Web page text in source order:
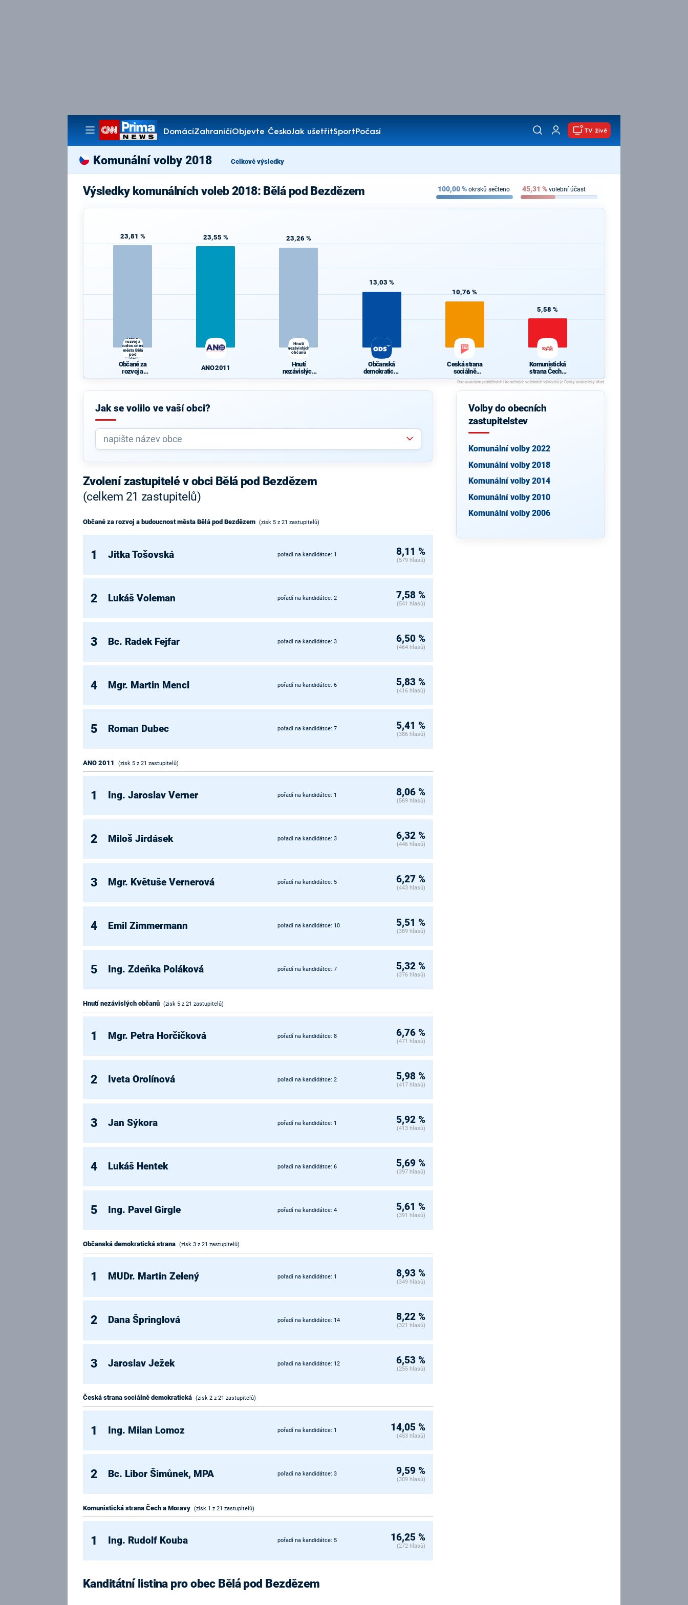
DomácíZahraničíObjevte ČeskoJak ušetřitSportPočasí
Pořady
TV živě
Komunální volby 2018 Celkové výsledky
Výsledky komunálních voleb 2018: Bělá pod Bezdězem 100,00% okrsků sečteno 45,31 % volební účast
23,81 %
Občané za
rozvoj a
budoucnost
města Bělá
pod
Bezdězem
Občané za
rozvoj a
pod
23,55 %
ANO 2011
23,26 %
Hnutí
nezávislých
občanů
Hnutí
nezávislých
13,03 %
Občanská
demokratická
strana
10,76 %
Česká strana
sociálně
demokratická
5,58 %
Komunistická
strana Čech a
Moravy
Jak se volilo ve vaší obci?
Zvolení zastupitelé v obci Bělá pod Bezdězem
(celkem 21 zastupitelů)
Občané za rozvoj a budoucnost města Bělá pod Bezdězem (zisk 5 z 21 zastupitelů)
1 Jitka Tošovská pořadí na kandidátce: 1 8,11 %
(579 hlasů)
2 Lukáš Voleman pořadí na kandidátce: 2 7,58 %
(541 hlasů)
3 Bc. Radek Fejfar pořadí na kandidátce: 3 6,50 %
(464 hlasů)
4 Mgr. Martin Mencl pořadí na kandidátce: 6 5,83 %
(416 hlasů)
5 Roman Dubec pořadí na kandidátce: 7 5,41 %
(386 hlasů)
ANO 2011 (zisk 5 z 21 zastupitelů)
1 Ing. Jaroslav Verner pořadí na kandidátce: 1 8,06 %
(569 hlasů)
2 Miloš Jirdásek pořadí na kandidátce: 3 6,32 %
(446 hlasů)
3 Mgr. Květuše Vernerová pořadí na kandidátce: 5 6,27 %
(443 hlasů)
4 Emil Zimmermann pořadí na kandidátce: 10 5,51 %
(389 hlasů)
5 Ing. Zdeňka Poláková pořadí na kandidátce: 7 5,32 %
(376 hlasů)
Hnutí nezávislých občanů (zisk 5 z 21 zastupitelů)
1 Mgr. Petra Horčičková pořadí na kandidátce: 8 6,76 %
(471 hlasů)
2 Iveta Orolínová pořadí na kandidátce: 2 5,98 %
(417 hlasů)
3 Jan Sýkora pořadí na kandidátce: 1 5,92 %
(413 hlasů)
4 Lukáš Hentek pořadí na kandidátce: 6 5,69 %
(397 hlasů)
5 Ing. Pavel Girgle pořadí na kandidátce: 4 5,61 %
(391 hlasů)
Občanská demokratická strana (zisk 3 z 21 zastupitelů)
1 MUDr. Martin Zelený pořadí na kandidátce: 1 8,93 %
(349 hlasů)
2 Dana Špringlová pořadí na kandidátce: 14 8,22 %
(321 hlasů)
3 Jaroslav Ježek pořadí na kandidátce: 12 6,53 %
(255 hlasů)
Česká strana sociálně demokratická (zisk 2 z 21 zastupitelů)
1 Ing. Milan Lomoz pořadí na kandidátce: 1 14,05 %
(453 hlasů)
2 Bc. Libor Šimůnek, MPA pořadí na kandidátce: 3 9,59 %
(309 hlasů)
Komunistická strana Čech a Moravy (zisk 1 z 21 zastupitelů)
1 Ing. Rudolf Kouba pořadí na kandidátce: 5 16,25 %
(272 hlasů)
Kanditátní listina pro obec Bělá pod Bezdězem
Volby do obecních
zastupitelstev
Komunální volby 2022
Komunální volby 2018
Komunální volby 2014
Komunální volby 2010
Komunální volby 2006